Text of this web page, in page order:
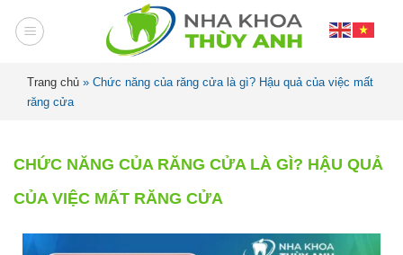
Trang chủ » Chức năng của răng cửa là gì? Hậu quả của việc mất
răng cửa
CHỨC NĂNG CỦA RĂNG CỬA LÀ GÌ? HẬU QUẢ
CỦA VIỆC MẤT RĂNG CỬA